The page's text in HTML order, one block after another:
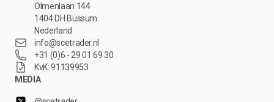
Olmenlaan 144
1404 DH Bussum
Nederland
info@scetrader.nl
+31 (0)6 - 29 01 69 30
KvK: 91139953
MEDIA